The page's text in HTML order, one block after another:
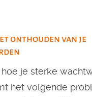
onthouden van je
je sterke
het volgende